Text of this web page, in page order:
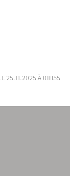
à 01h55